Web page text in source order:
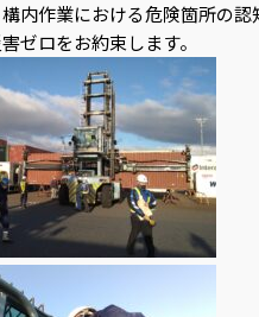
内作業における危険箇所の
ゼロをお約束します。